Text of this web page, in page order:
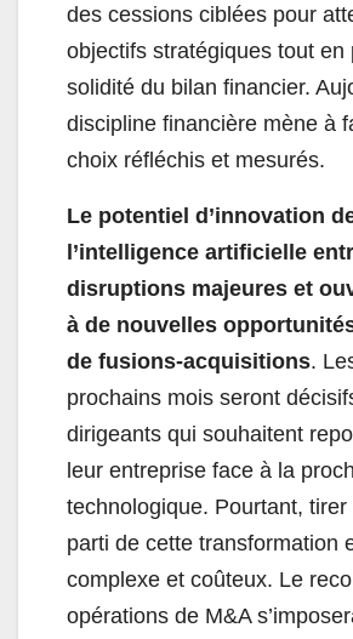
des cessions ciblées pour
objectifs stratégiques tout en
solidité du bilan financier.
discipline financière mène à
choix réfléchis et mesurés.
Le potentiel d’innovation
l’intelligence artificielle
disruptions majeures et
à de nouvelles
de fusions-acquisitions.
prochains mois seront
dirigeants qui souhaitent
leur entreprise face à la
technologique. Pourtant,
parti de cette transformation
complexe et coûteux. Le
opérations de M&A